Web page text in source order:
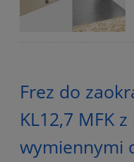
Frez do
KL12,7 MFK
wymiennymi